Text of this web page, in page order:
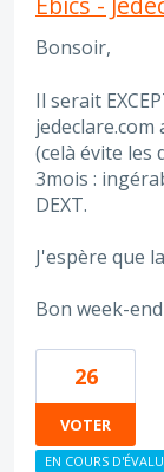
Bonsoir,
Il serait
jedeclare.com
(celà évite les
3mois :
DEXT.
J'espère que
Bon week-end
26
VOTER
EN COURS